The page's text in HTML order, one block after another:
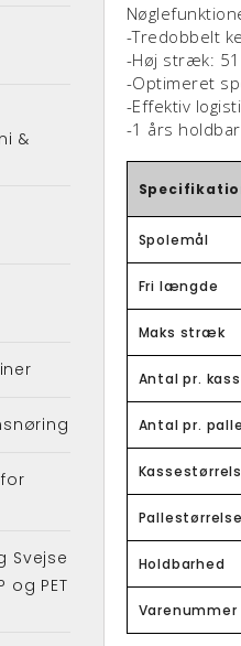
&
Svejse
PET
-Tredobbelt
-Høj stræk:
-Optimeret
-Effektiv
-1 års
Spolemål
Fri længde
Maks stræk
Antal pr.
Antal pr. palle
Pallestørrelse
Holdbarhed
Varenummer